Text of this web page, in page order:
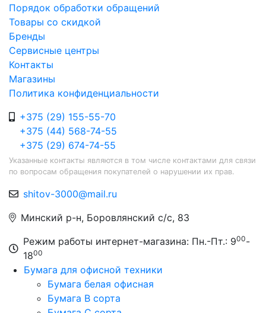
Порядок обработки обращений
Товары со скидкой
Бренды
Сервисные центры
Контакты
Магазины
Политика конфиденциальности
+375 (29) 155-55-70
+375 (44) 568-74-55
+375 (29) 674-74-55
Указанные контакты являются в том числе контактами для связи
по вопросам обращения покупателей о нарушении их прав.
shitov-3000@mail.ru
Минский р-н, Боровлянский с/с, 83
Режим работы интернет-магазина: Пн.-Пт.: 900-
1800
Бумага для офисной техники
Бумага белая офисная
Бумага B сорта